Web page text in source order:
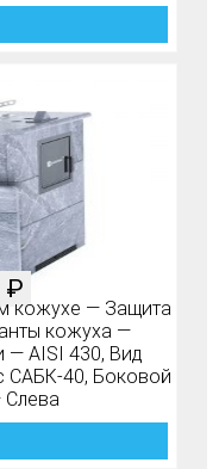
кожухе — Защита
кожуха —
— AISI 430, Вид
САБК-40, Боковой
Слева
₽